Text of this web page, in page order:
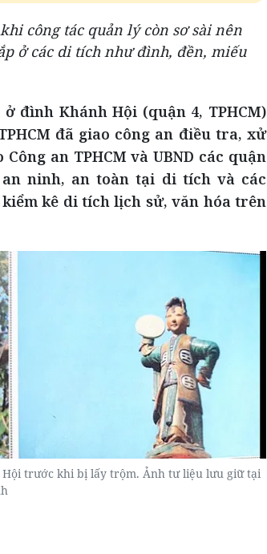
công tác quản lý còn sơ sài nên
ở các di tích như đình, đền, miếu
đình Khánh Hội (quận 4, TPHCM)
đã giao công an điều tra, xử
an TPHCM và UBND các quận
ninh, an toàn tại di tích và các
kê di tích lịch sử, văn hóa trên
trước khi bị lấy trộm. Ảnh tư liệu lưu giữ tại